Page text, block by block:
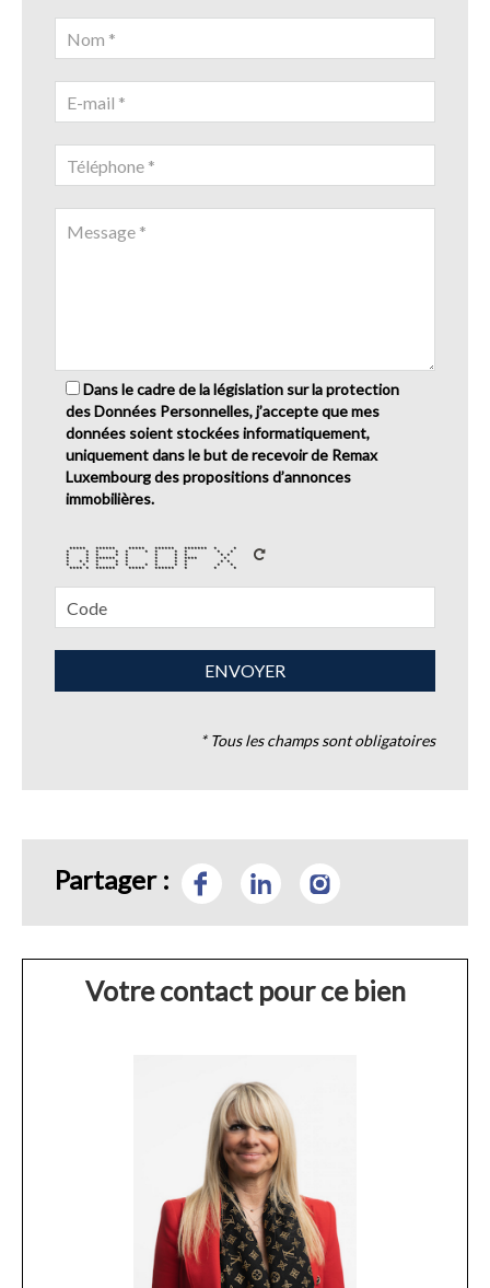
Dans le cadre de la législation sur la protection
des Données Personnelles, j’accepte que mes
données soient stockées informatiquement,
uniquement dans le but de recevoir de Remax
Luxembourg des propositions d’annonces
immobilières.
***** ****** ***** ****** ******* * *
* * * * * * * * * * *
* * * * * * * * * *
* * ****** * * * **** *
* * * * * * * * * * *
* * * * * * * * * * *
**** * ****** ***** ****** * * *
* Tous les champs sont obligatoires
Partager :
Votre contact pour ce bien